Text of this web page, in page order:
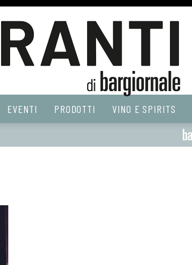
EVENTI PRODOTTI VINO E SPIRITS